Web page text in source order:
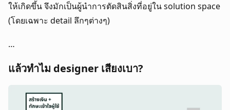
ให้เกิดขึ้น จึงมักเป็นผู้นำการตัดสินสิ่งที่อยู่ใน solution space
(โดยเฉพาะ detail ลึกๆต่างๆ)
…
แล้วทำไม designer เสียงเบา?